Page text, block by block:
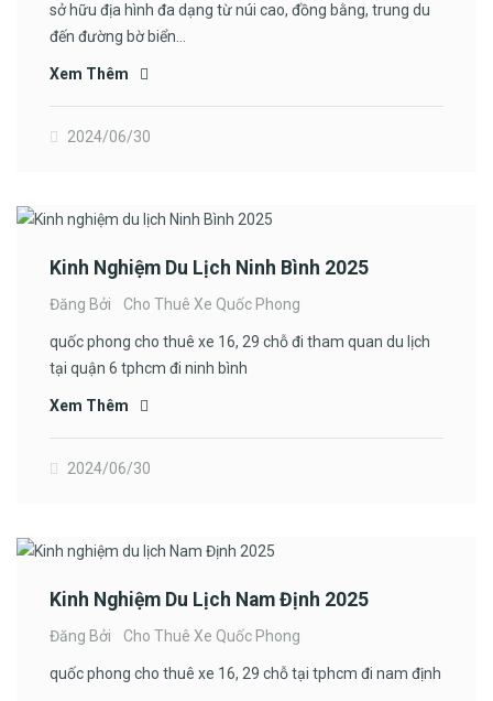
sở hữu địa hình đa dạng từ núi cao, đồng bằng, trung du
đến đường bờ biển…
Xem Thêm
2024/06/30
Kinh Nghiệm Du Lịch Ninh Bình 2025
Đăng Bởi Cho Thuê Xe Quốc Phong
quốc phong cho thuê xe 16, 29 chỗ đi tham quan du lịch
tại quận 6 tphcm đi ninh bình
Xem Thêm
2024/06/30
Kinh Nghiệm Du Lịch Nam Định 2025
Đăng Bởi Cho Thuê Xe Quốc Phong
quốc phong cho thuê xe 16, 29 chỗ tại tphcm đi nam định